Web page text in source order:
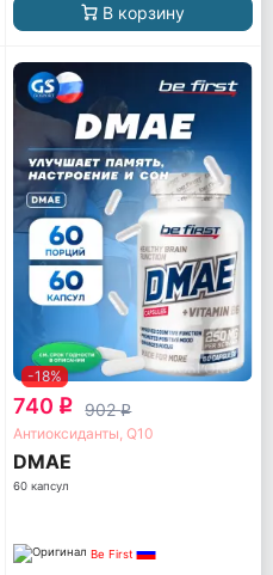
В корзину
-18%
740 q 902q
Антиоксиданты, Q10
DMAE
60 капсул
Be First